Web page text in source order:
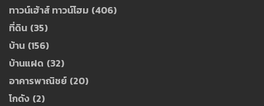
ทาวน์เฮ้าส์ ทาวน์โฮม (406)
ที่ดิน (35)
บ้าน (156)
บ้านแฝด (32)
อาคารพาณิชย์ (20)
โกดัง (2)